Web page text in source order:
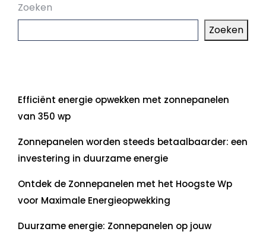
Zoeken
Zoeken
Efficiënt energie opwekken met zonnepanelen
van 350 wp
Zonnepanelen worden steeds betaalbaarder: een
investering in duurzame energie
Ontdek de Zonnepanelen met het Hoogste Wp
voor Maximale Energieopwekking
Duurzame energie: Zonnepanelen op jouw